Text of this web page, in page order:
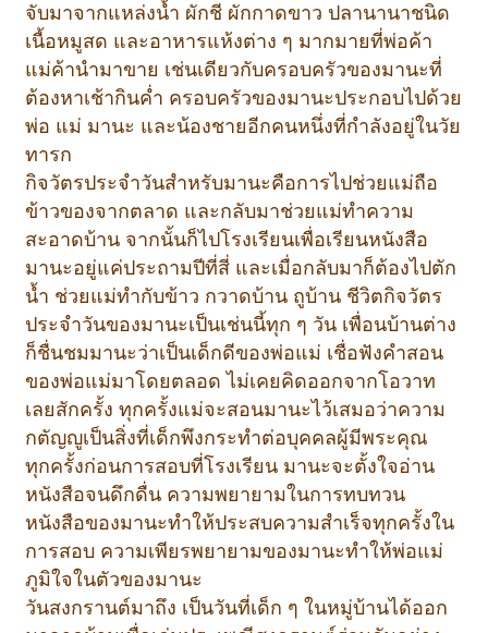
จับมาจากแหล่งน้ำ ผักชี ผักกาดขาว ปลานานาชนิด
เนื้อหมูสด และอาหารแห้งต่าง ๆ มากมายที่พ่อค้า
แม่ค้านำมาขาย เช่นเดียวกับครอบครัวของมานะที่
ต้องหาเช้ากินค่ำ ครอบครัวของมานะประกอบไปด้วย
พ่อ แม่ มานะ และน้องชายอีกคนหนึ่งที่กำลังอยู่ในวัย
ทารก
กิจวัตรประจำวันสำหรับมานะคือการไปช่วยแม่ถือ
ข้าวของจากตลาด และกลับมาช่วยแม่ทำความ
สะอาดบ้าน จากนั้นก็ไปโรงเรียนเพื่อเรียนหนังสือ
มานะอยู่แค่ประถามปีที่สี่ และเมื่อกลับมาก็ต้องไปตัก
น้ำ ช่วยแม่ทำกับข้าว กวาดบ้าน ถูบ้าน ชีวิตกิจวัตร
ประจำวันของมานะเป็นเช่นนี้ทุก ๆ วัน เพื่อนบ้านต่าง
ก็ชื่นชมมานะว่าเป็นเด็กดีของพ่อแม่ เชื่อฟังคำสอน
ของพ่อแม่มาโดยตลอด ไม่เคยคิดออกจากโอวาท
เลยสักครั้ง ทุกครั้งแม่จะสอนมานะไว้เสมอว่าความ
กตัญญูเป็นสิ่งที่เด็กพึงกระทำต่อบุคคลผู้มีพระคุณ
ทุกครั้งก่อนการสอบที่โรงเรียน มานะจะตั้งใจอ่าน
หนังสือจนดึกดื่น ความพยายามในการทบทวน
หนังสือของมานะทำให้ประสบความสำเร็จทุกครั้งใน
การสอบ ความเพียรพยายามของมานะทำให้พ่อแม่
ภูมิใจในตัวของมานะ
วันสงกรานต์มาถึง เป็นวันที่เด็ก ๆ ในหมู่บ้านได้ออก